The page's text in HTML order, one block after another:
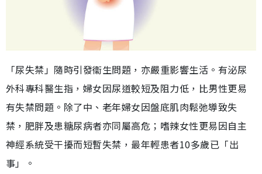
「尿失禁」隨時引發衞生問題，亦嚴重影響生活。有泌尿
外科專科醫生指，婦女因尿道較短及阻力低，比男性更易
有失禁問題。除了中、老年婦女因盤底肌肉鬆弛導致失
禁，肥胖及患糖尿病者亦同屬高危；嗜辣女性更易因自主
神經系統受干擾而短暫失禁，最年輕患者10多歲已「出
事」。